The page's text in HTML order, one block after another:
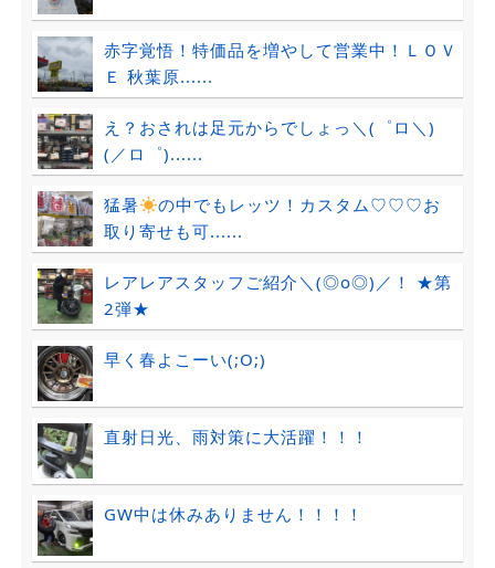
赤字覚悟！特価品を増やして営業中！ＬＯＶ
Ｅ 秋葉原......
え？おされは足元からでしょっ＼(゜ロ＼)
(／ロ゜)......
猛暑
の中でもレッツ！カスタム♡♡♡お
取り寄せも可......
レアレアスタッフご紹介＼(◎o◎)／！ ★第
2弾★
早く春よこーい(;O;)
直射日光、雨対策に大活躍！！！
GW中は休みありません！！！！